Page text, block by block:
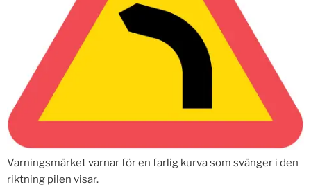
Varningsmärket varnar för en farlig kurva som svänger i den
riktning pilen visar.